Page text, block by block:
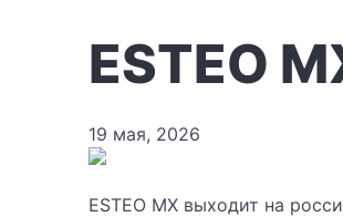
ESTEO
19 мая, 2026
ESTEO MX выходит на